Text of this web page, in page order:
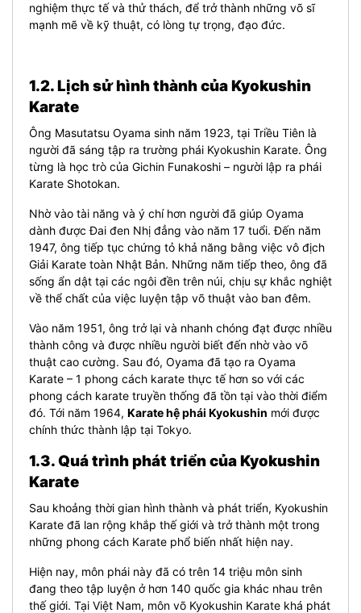
nghiệm thực tế và thử thách, để trở thành những võ sĩ
mạnh mẽ về kỹ thuật, có lòng tự trọng, đạo đức.
1.2. Lịch sử hình thành của Kyokushin
Karate
Ông Masutatsu Oyama sinh năm 1923, tại Triều Tiên là
người đã sáng tập ra trường phái Kyokushin Karate. Ông
từng là học trò của Gichin Funakoshi – người lập ra phái
Karate Shotokan.
Nhờ vào tài năng và ý chí hơn người đã giúp Oyama
dành được Đai đen Nhị đẳng vào năm 17 tuổi. Đến năm
1947, ông tiếp tục chứng tỏ khả năng bằng việc vô địch
Giải Karate toàn Nhật Bản. Những năm tiếp theo, ông đã
sống ẩn dật tại các ngôi đền trên núi, chịu sự khắc nghiệt
về thể chất của việc luyện tập võ thuật vào ban đêm.
Vào năm 1951, ông trở lại và nhanh chóng đạt được nhiều
thành công và được nhiều người biết đến nhờ vào võ
thuật cao cường. Sau đó, Oyama đã tạo ra Oyama
Karate – 1 phong cách karate thực tế hơn so với các
phong cách karate truyền thống đã tồn tại vào thời điểm
đó. Tới năm 1964, Karate hệ phái Kyokushin mới được
chính thức thành lập tại Tokyo.
1.3. Quá trình phát triển của Kyokushin
Karate
Sau khoảng thời gian hình thành và phát triển, Kyokushin
Karate đã lan rộng khắp thế giới và trở thành một trong
những phong cách Karate phổ biến nhất hiện nay.
Hiện nay, môn phái này đã có trên 14 triệu môn sinh
đang theo tập luyện ở hơn 140 quốc gia khác nhau trên
thế giới. Tại Việt Nam, môn võ Kyokushin Karate khá phát